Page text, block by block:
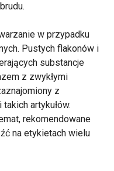
w przypadku
Pustych flakonów i
substancje
z zwykłymi
z
artykułów.
rekomendowane
na etykietach wielu